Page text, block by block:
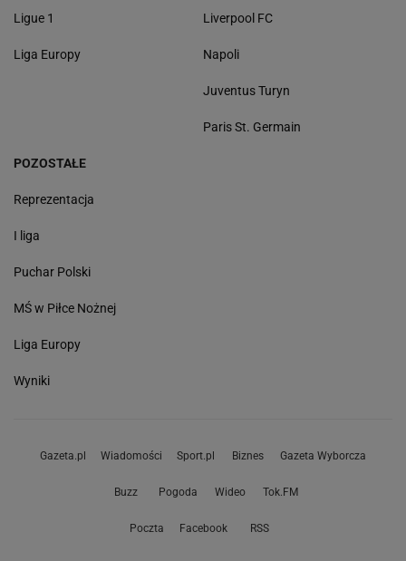
Ligue 1
Liga Europy
Liverpool FC
Napoli
Juventus Turyn
Paris St. Germain
POZOSTAŁE
Reprezentacja
I liga
Puchar Polski
MŚ w Piłce Nożnej
Liga Europy
Wyniki
Gazeta.pl Wiadomości Sport.pl Biznes Gazeta Wyborcza
Buzz Pogoda Wideo Tok.FM
Poczta Facebook RSS